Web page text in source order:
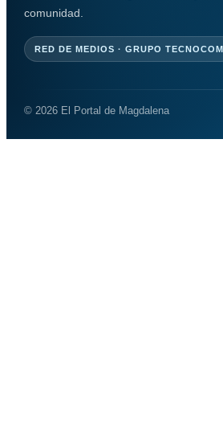
comunidad.
RED DE MEDIOS · GRUPO TECNOCOM
© 2026 El Portal de Magdalena